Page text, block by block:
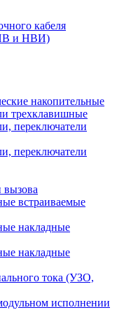
кабеля
и НВИ)
накопительные
трехклавишные
переключатели
переключатели
встраиваемые
накладные
накладные
тока (УЗО,
исполнении